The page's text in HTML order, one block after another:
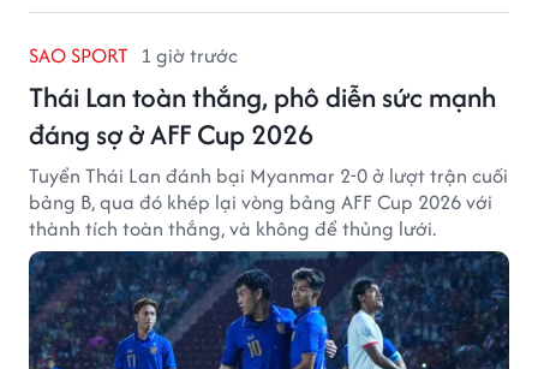
SAO SPORT 1 giờ trước
Thái Lan toàn thắng, phô diễn sức mạnh
đáng sợ ở AFF Cup 2026
Tuyển Thái Lan đánh bại Myanmar 2-0 ở lượt trận cuối
bảng B, qua đó khép lại vòng bảng AFF Cup 2026 với
thành tích toàn thắng, và không để thủng lưới.